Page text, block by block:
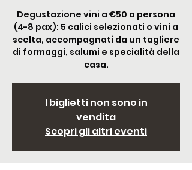
Degustazione vini a €50 a persona
(4-8 pax): 5 calici selezionati o vini a
scelta, accompagnati da un tagliere
di formaggi, salumi e specialità della
casa.
I biglietti non sono in
vendita
Scopri gli altri eventi